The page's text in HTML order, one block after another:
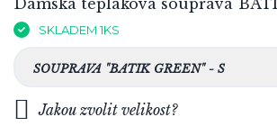
Dámská tepláková
SKLADEM 1KS
SOUPRAVA "BATIK GREEN" - S
Jakou zvolit velikost?